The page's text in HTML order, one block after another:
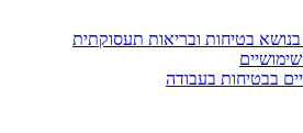
בנושא בטיחות ובריאות תעסוקתית
בבטיחות בעבודה